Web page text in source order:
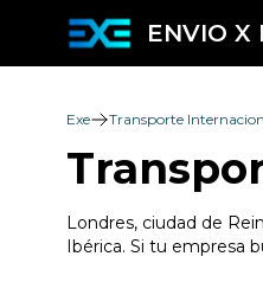
ENVIO X
Exe Transporte
Londres, ciudad de
Ibérica. Si tu empresa